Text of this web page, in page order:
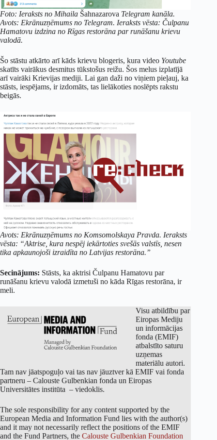
Foto: Ieraksts no Mihaila Šahnazarova Telegram kanāla.
Avots: Ekrānuzņēmums no Telegram. Ieraksts vēsta: Čulpanu
Hamatovu izdzina no Rīgas restorāna par runāšanu krievu
valodā.
Šo stāstu atkārto arī kāds krievu blogeris, kura video Youtube
skatīts vairākus desmitus tūkstošus reižu. Šos melus izplatījā
arī vairāki Krievijas mediji. Lai gan daži no viņiem pieļauj, ka
stāsts, iespējams, ir izdomāts, tas lielākoties noslēpts rakstu
beigās.
Avots: Ekrānuzņēmums no Komsomolskaya Pravda. Ieraksts
vēsta: “Aktrise, kura nespēj iekārtoties svešās valstīs, nesen
tika apkaunojoši izraidīta no Latvijas restorāna.”
Secinājums: Stāsts, ka aktrisi Čulpanu Hamatovu par
runāšanu krievu valodā izmetuši no kāda Rīgas restorāna, ir
meli.
Visu atbildību par
Eiropas Mediju
un informācijas
fonda (EMIF)
atbalstīto saturu
uzņemas
materiālu autori.
Tam nav jāatspoguļo vai tas nav jāuztver kā EMIF vai fonda
partneru – Calouste Gulbenkian fonda un Eiropas
Universitātes institūta – viedoklis.
The sole responsibility for any content supported by the
European Media and Information Fund lies with the author(s)
and it may not necessarily reflect the positions of the EMIF
and the Fund Partners, the Calouste Gulbenkian Foundation